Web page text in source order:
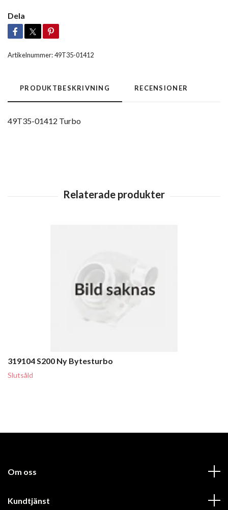
Dela
Artikelnummer:49T35-01412
PRODUKTBESKRIVNING RECENSIONER
49T35-01412 Turbo
319104 S200 Ny Bytesturbo
Slutsåld
Om oss
Kundtjänst